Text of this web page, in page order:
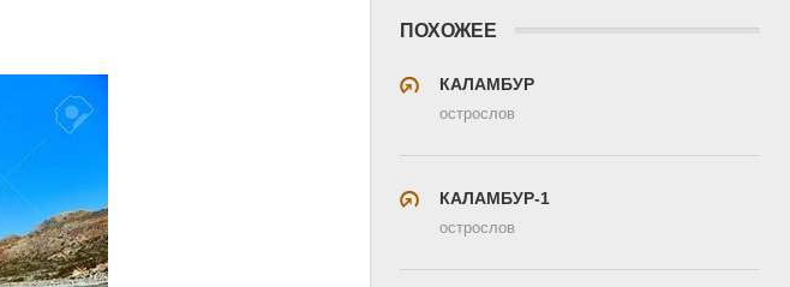
ПОХОЖЕЕ
КАЛАМБУР
острослов
КАЛАМБУР-1
острослов